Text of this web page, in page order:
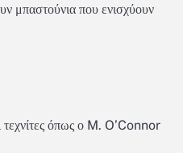
μπαστούνια που ενισχύουν
όπως ο M. O’Connor